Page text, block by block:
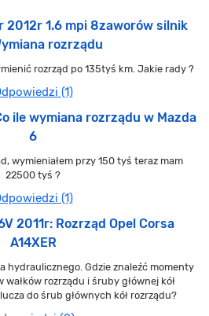
2012r 1.6 mpi 8zaworów silnik
rozrządu
rozrząd po 135tyś km. Jakie rady ?
(1)
ile wymiana rozrządu w Mazda
6
wymieniałem przy 150 tyś teraz mam
22500 tyś ?
(1)
2011r: Rozrząd Opel Corsa
A14XER
hydraulicznego. Gdzie znaleźć momenty
rozrządu i śruby głównej kół
do śrub głównych kół rozrządu?